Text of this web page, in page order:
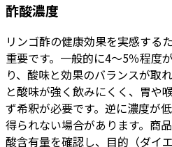
酢酸濃度
リンゴ酢の健康効果を実感する
重要です。一般的に4〜5％程度
り、酸味と効果のバランスが取
と酸味が強く飲みにくく、胃や
ず希釈が必要です。逆に濃度が
得られない場合があります。商
酸含有量を確認し、目的（ダイ